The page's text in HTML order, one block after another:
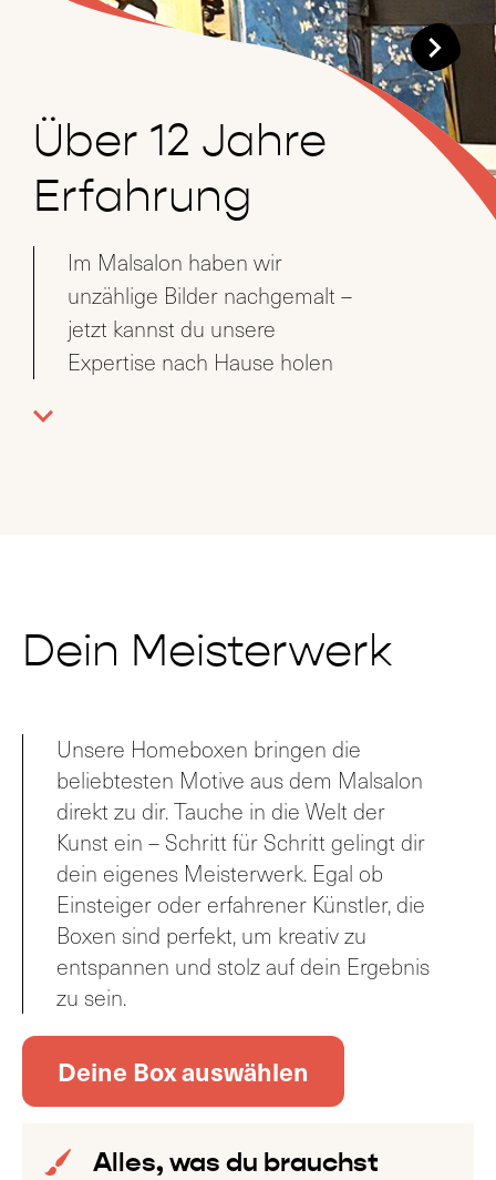
Über 12 Jahre
Erfahrung
Im Malsalon haben wir
unzählige Bilder nachgemalt –
jetzt kannst du unsere
Expertise nach Hause holen
Dein Meisterwerk
Unsere Homeboxen bringen die
beliebtesten Motive aus dem Malsalon
direkt zu dir. Tauche in die Welt der
Kunst ein – Schritt für Schritt gelingt dir
dein eigenes Meisterwerk. Egal ob
Einsteiger oder erfahrener Künstler, die
Boxen sind perfekt, um kreativ zu
entspannen und stolz auf dein Ergebnis
zu sein.
Deine Box auswählen
Alles, was du brauchst